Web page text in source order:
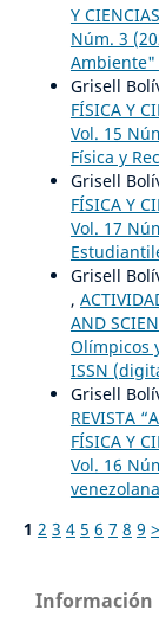
Y
Núm. 3
Ambiente"
Grisell
FÍSICA Y
Vol. 15
Física y
Grisell
FÍSICA Y
Vol. 17
Grisell
,
AND
Olímpicos
ISSN
Grisell
REVISTA
FÍSICA Y
Vol. 16
1 2 3 4 5 6 7 8 9 >
Información